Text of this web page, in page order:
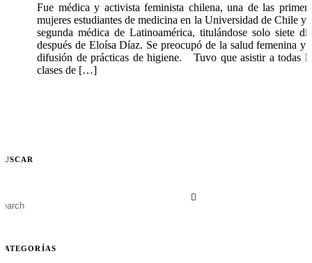
Fue médica y activista feminista chilena, una de las
mujeres estudiantes de medicina en la Universidad de Chile y
segunda médica de Latinoamérica, titulándose solo siete
después de Eloísa Díaz. Se preocupó de la salud femenina y
difusión de prácticas de higiene. Tuvo que asistir a todas
clases de […]